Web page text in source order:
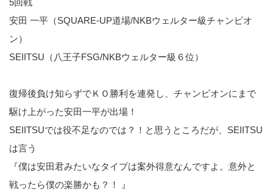
5回戦
安田 一平（SQUARE-UP道場/NKBウェルター級チャンピオ
ン）
SEIITSU（八王子FSG/NKBウェルター級６位）
復帰後負け知らずでＫＯ勝利を連発し、チャンピオンにまで
駆け上がった安田一平が出場！
SEIITSUでは役不足なのでは？！と思うところだが、SEIITSU
は言う
『僕は安田君みたいなタイプは案外得意なんですよ。意外と
戦ったら僕の楽勝かも？！ 』